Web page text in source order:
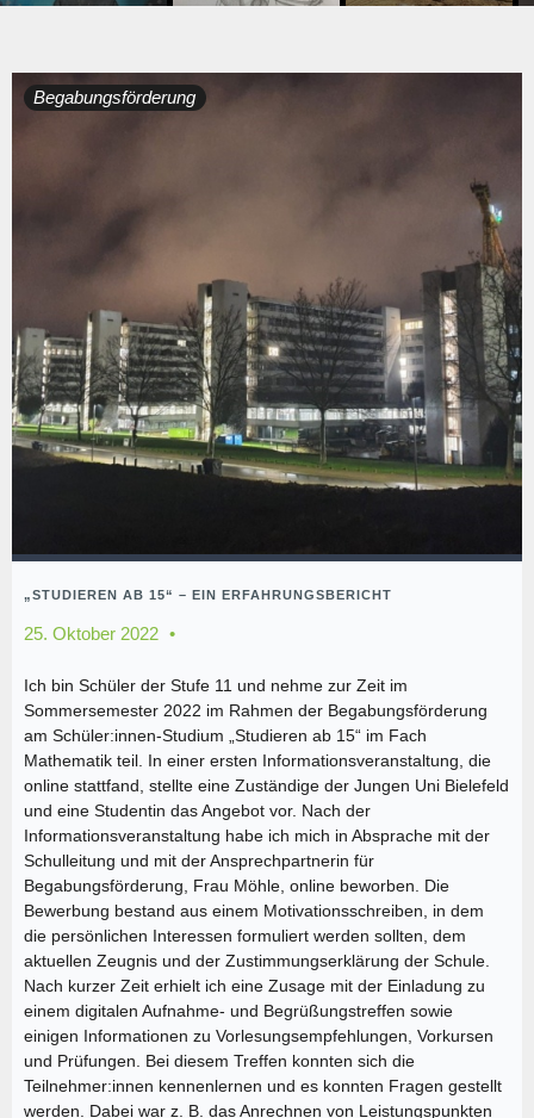
Begabungsförderung
„STUDIEREN AB 15“ – EIN ERFAHRUNGSBERICHT
25. Oktober 2022
Ich bin Schüler der Stufe 11 und nehme zur Zeit im
Sommersemester 2022 im Rahmen der Begabungsförderung
am Schüler:innen-Studium „Studieren ab 15“ im Fach
Mathematik teil. In einer ersten Informationsveranstaltung, die
online stattfand, stellte eine Zuständige der Jungen Uni Bielefeld
und eine Studentin das Angebot vor. Nach der
Informationsveranstaltung habe ich mich in Absprache mit der
Schulleitung und mit der Ansprechpartnerin für
Begabungsförderung, Frau Möhle, online beworben. Die
Bewerbung bestand aus einem Motivationsschreiben, in dem
die persönlichen Interessen formuliert werden sollten, dem
aktuellen Zeugnis und der Zustimmungserklärung der Schule.
Nach kurzer Zeit erhielt ich eine Zusage mit der Einladung zu
einem digitalen Aufnahme- und Begrüßungstreffen sowie
einigen Informationen zu Vorlesungsempfehlungen, Vorkursen
und Prüfungen. Bei diesem Treffen konnten sich die
Teilnehmer:innen kennenlernen und es konnten Fragen gestellt
werden. Dabei war z. B. das Anrechnen von Leistungspunkten